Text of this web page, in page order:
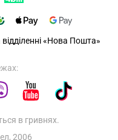
відділенні «Нова Пошта»
в гривнях.
2006